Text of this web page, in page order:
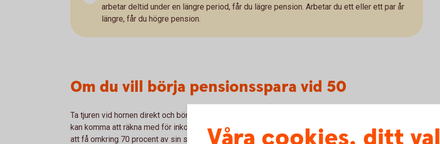
arbetar deltid under en längre period, får du lägre pension. Arbetar du ett eller ett par år
längre, får du högre pension.
Om du vill börja pensionsspara vid 50
Ta tjuren vid hornen direkt och börja med att gå in på
kan komma att räkna med för inkomst som pensionär. De flesta svenskar kan räkna med
att få omkring 70 procent av sin slutlön som pensionär. Om det funkar för dig – bra! Om